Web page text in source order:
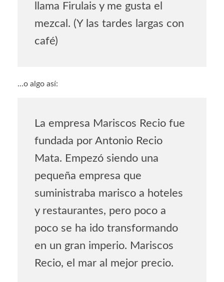
llama Firulais y me gusta el
mezcal. (Y las tardes largas con
café)
…o algo así:
La empresa Mariscos Recio fue
fundada por Antonio Recio
Mata. Empezó siendo una
pequeña empresa que
suministraba marisco a hoteles
y restaurantes, pero poco a
poco se ha ido transformando
en un gran imperio. Mariscos
Recio, el mar al mejor precio.